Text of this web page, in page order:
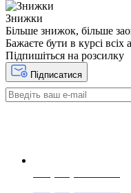
Знижки
Більше знижок, більше
Бажаєте бути в курсі всіх
Підпишіться на розсилку
Підписатися